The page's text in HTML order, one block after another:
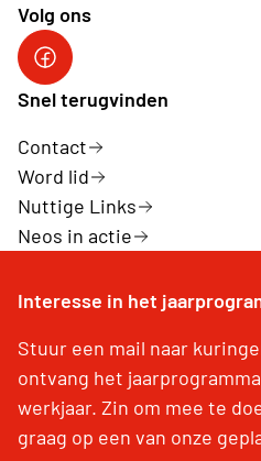
Volg ons
Facebook
Snel terugvinden
Contact
Word lid
Nuttige Links
Neos in actie
Interesse in het
Stuur een mail naar
ontvang het
werkjaar. Zin om mee te
graag op een van onze